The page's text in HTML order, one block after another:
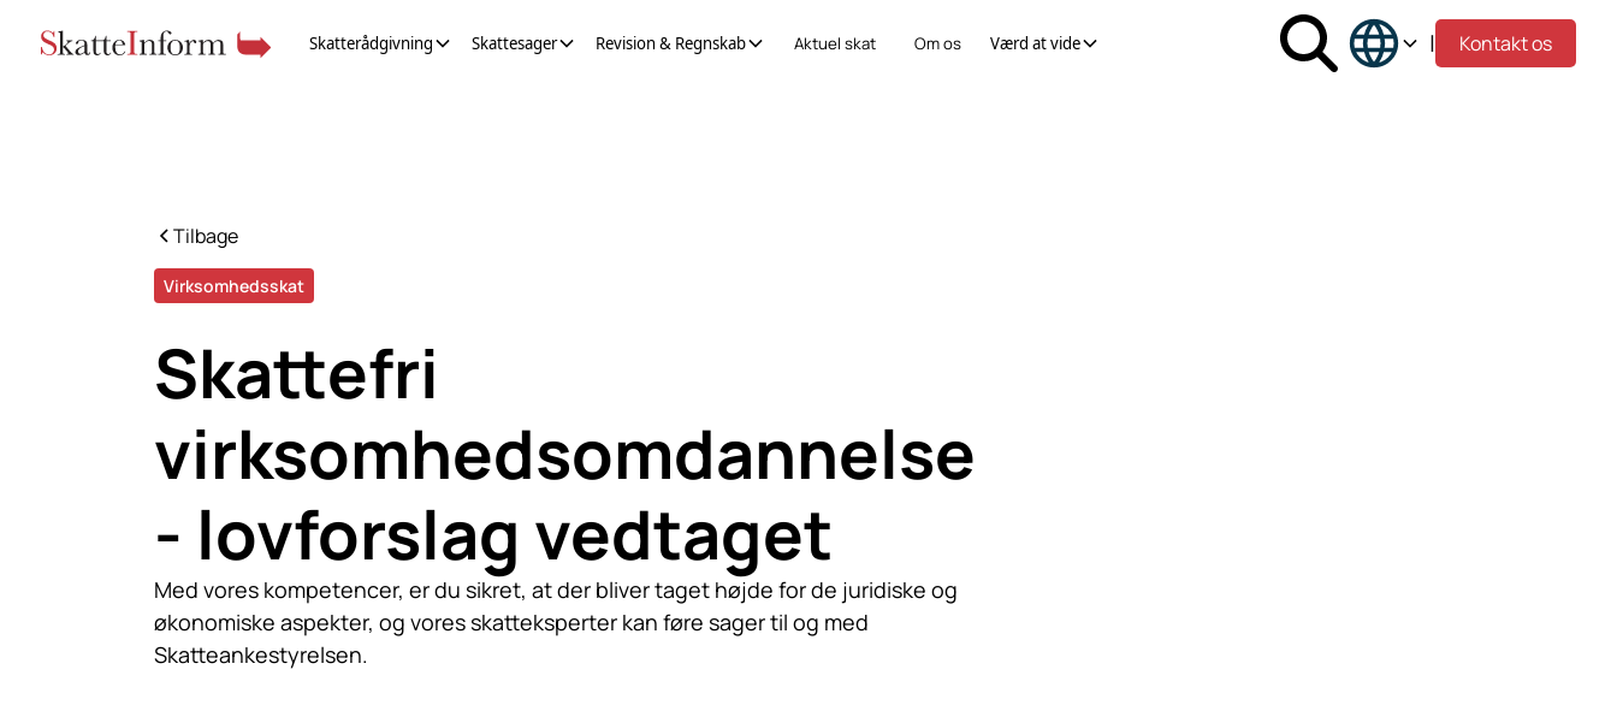
Skatterådgivning Skattesager Revision & Regnskab Aktuel skat Om os Værd at vide | Kontakt os
Tilbage
Virksomhedsskat
Skattefri
virksomhedsomdannelse
- lovforslag vedtaget
Med vores kompetencer, er du sikret, at der bliver taget højde for de juridiske og
økonomiske aspekter, og vores skatteksperter kan føre sager til og med
Skatteankestyrelsen.